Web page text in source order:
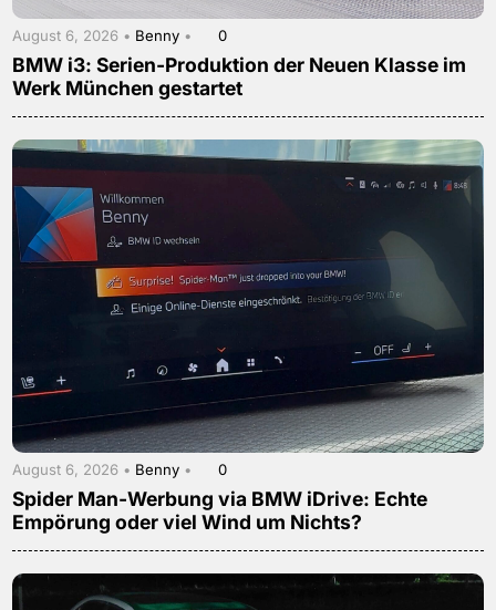
August 6, 2026 • Benny • 0
BMW i3: Serien-Produktion der Neuen Klasse im
Werk München gestartet
August 6, 2026 • Benny • 0
Spider Man-Werbung via BMW iDrive: Echte
Empörung oder viel Wind um Nichts?